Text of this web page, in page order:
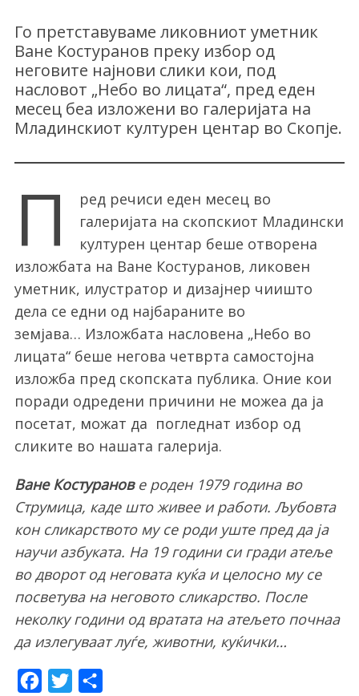
Го претставуваме ликовниот уметник
Ване Костуранов преку избор од
неговите најнови слики кои, под
насловот „Небо во лицата“, пред еден
месец беа изложени во галеријата на
Младинскиот културен центар во Скопје.
П
ред речиси еден месец во
галеријата на скопскиот Младински
културен центар беше отворена
изложбата на Ване Костуранов, ликовен
уметник, илустратор и дизајнер чиишто
дела се едни од најбараните во
земјава… Изложбата насловена „Небо во
лицата“ беше негова четврта самостојна
изложба пред скопската публика. Оние кои
поради одредени причини не можеа да ја
посетат, можат да погледнат избор од
сликите во нашата галерија.
Ване Костуранове роден 1979 година во
Струмица, каде што живее и работи. Љубовта
кон сликарството му се роди уште пред да ја
научи азбуката. На 19 години си гради атеље
во дворот од неговата куќа и целосно му се
посветува на неговото сликарство. После
неколку години од вратата на атељето почнаа
да излегуваат луѓе, животни, куќички…